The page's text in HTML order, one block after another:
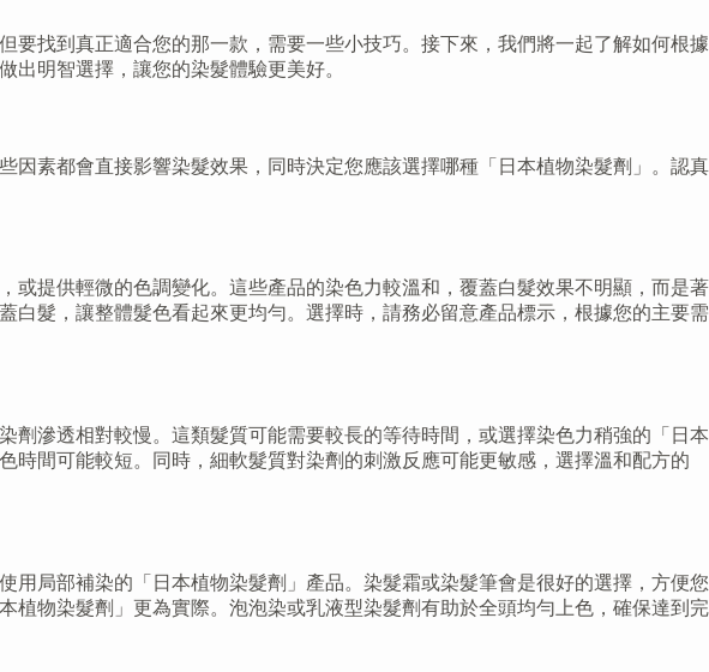
找到真正適合您的那一款，需要一些小技巧。接下來，我們將一起了解如何根據
明智選擇，讓您的染髮體驗更美好。
素都會直接影響染髮效果，同時決定您應該選擇哪種「日本植物染髮劑」。認真
或提供輕微的色調變化。這些產品的染色力較溫和，覆蓋白髮效果不明顯，而是著
髮，讓整體髮色看起來更均勻。選擇時，請務必留意產品標示，根據您的主要需
滲透相對較慢。這類髮質可能需要較長的等待時間，或選擇染色力稍強的「日本
間可能較短。同時，細軟髮質對染劑的刺激反應可能更敏感，選擇溫和配方的
局部補染的「日本植物染髮劑」產品。染髮霜或染髮筆會是很好的選擇，方便您
物染髮劑」更為實際。泡泡染或乳液型染髮劑有助於全頭均勻上色，確保達到完